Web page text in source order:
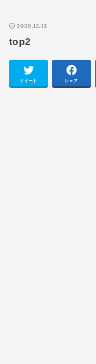
2020.12.13
top2
ツイート シェア